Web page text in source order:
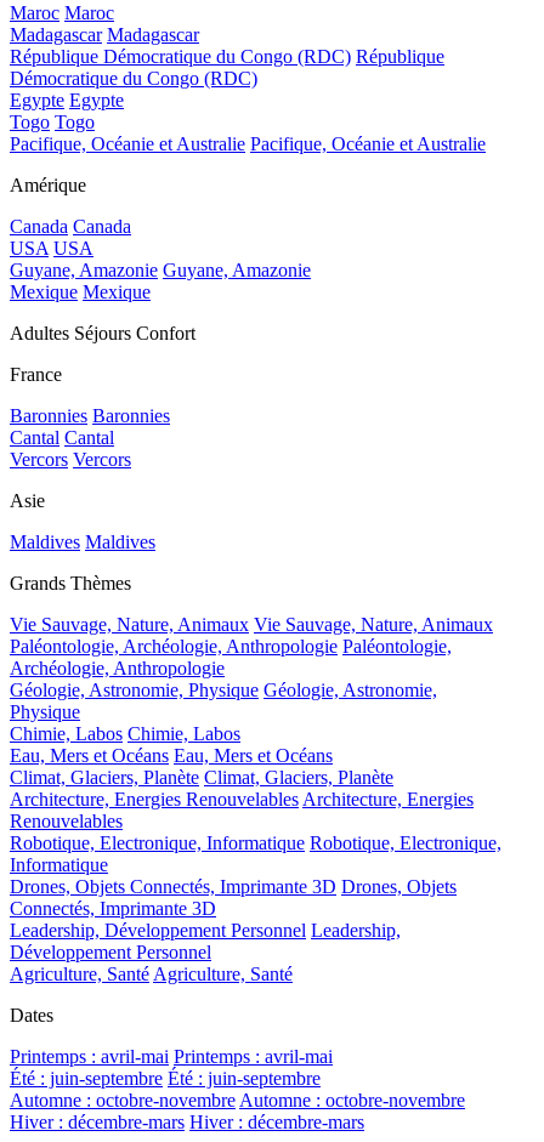
Maroc Maroc
Madagascar Madagascar
République Démocratique du Congo (RDC) République
Démocratique du Congo (RDC)
Egypte Egypte
Togo Togo
Pacifique, Océanie et Australie Pacifique, Océanie et Australie
Amérique
Canada Canada
USA USA
Guyane, Amazonie Guyane, Amazonie
Mexique Mexique
Adultes Séjours Confort
France
Baronnies Baronnies
Cantal Cantal
Vercors Vercors
Asie
Maldives Maldives
Grands Thèmes
Vie Sauvage, Nature, Animaux Vie Sauvage, Nature, Animaux
Paléontologie, Archéologie, Anthropologie Paléontologie,
Archéologie, Anthropologie
Géologie, Astronomie, Physique Géologie, Astronomie,
Physique
Chimie, Labos Chimie, Labos
Eau, Mers et Océans Eau, Mers et Océans
Climat, Glaciers, Planète Climat, Glaciers, Planète
Architecture, Energies Renouvelables Architecture, Energies
Renouvelables
Robotique, Electronique, Informatique Robotique, Electronique,
Informatique
Drones, Objets Connectés, Imprimante 3D Drones, Objets
Connectés, Imprimante 3D
Leadership, Développement Personnel Leadership,
Développement Personnel
Agriculture, Santé Agriculture, Santé
Dates
Printemps : avril-mai Printemps : avril-mai
Été : juin-septembre Été : juin-septembre
Automne : octobre-novembre Automne : octobre-novembre
Hiver : décembre-mars Hiver : décembre-mars